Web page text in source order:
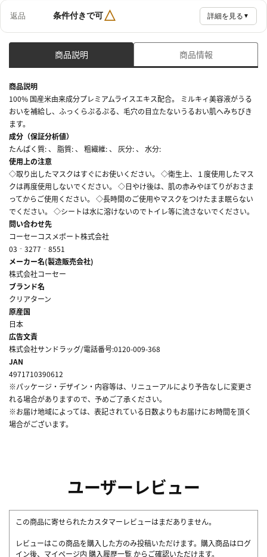
返品 条件付きで可△ 詳細を見る ▼
商品説明 商品情報
商品説明
100% 国産米由来成分プレミアムライスエキス配合。 ミルキィ美容液がうる
おいを補給し、ふっくらぷるぷる、毛穴の目立たないうるおい肌へみちびき
ます。
成分（保証分析値）
たんぱく質: 、 脂質: 、 粗繊維: 、 灰分: 、 水分:
使用上の注意
◇取り出したマスクはすぐにお使いください。 ◇衛生上、１度使用したマス
クは再度使用しないでください。 ◇日やけ後は、肌の赤みやほてりがおさま
ってからご使用ください。 ◇長時間のご使用やマスクをつけたまま眠らない
でください。 ◇シートは水に溶けないのでトイレ等に流さないでください。
問い合わせ先
コーセーコスメポート株式会社
03‐3277‐8551
メーカー名(製造販売会社)
株式会社コーセー
ブランド名
クリアターン
原産国
日本
広告文責
株式会社サンドラッグ/電話番号:0120-009-368
JAN
4971710390612
※パッケージ・デザイン・内容等は、リニューアルにより予告なしに変更さ
れる場合がありますので、予めご了承ください。
※お届け地域によっては、表記されている日数よりもお届けにお時間を頂く
場合がございます。
ユーザーレビュー
この商品に寄せられたカスタマーレビューはまだありません。
レビューはこの商品を購入した方のみ投稿いただけます。購入商品はログ
イン後、マイページ内 購入履歴一覧 からご確認いただけます。